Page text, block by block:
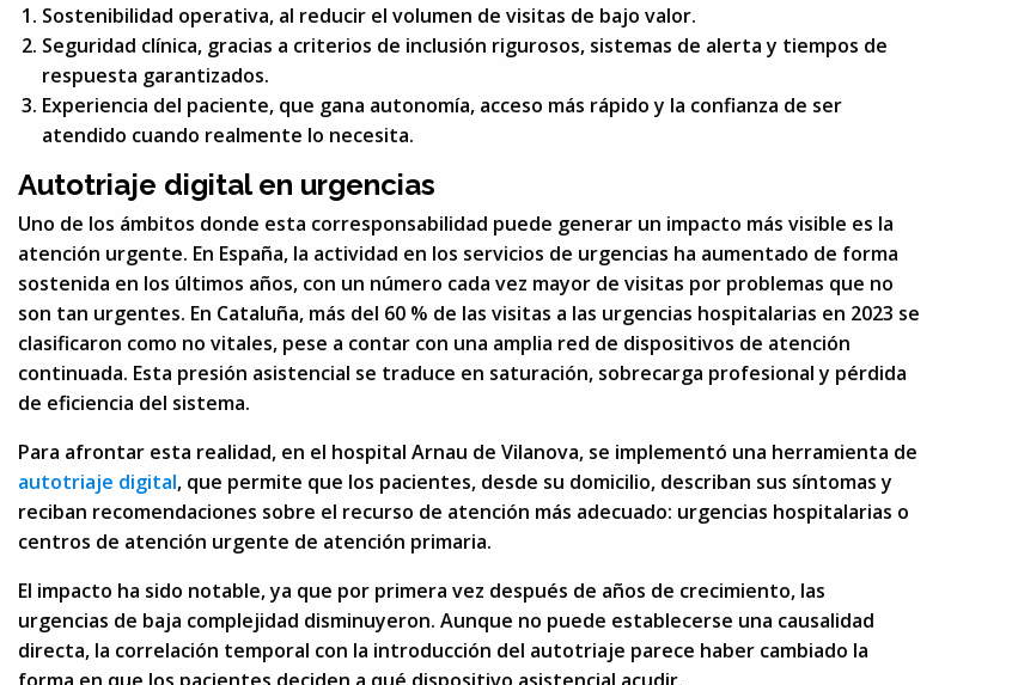
Sostenibilidad operativa, al reducir el volumen de visitas de bajo valor.
Seguridad clínica, gracias a criterios de inclusión rigurosos, sistemas de alerta y tiempos de
respuesta garantizados.
Experiencia del paciente, que gana autonomía, acceso más rápido y la confianza de ser
atendido cuando realmente lo necesita.
Autotriaje digital en urgencias
Uno de los ámbitos donde esta corresponsabilidad puede generar un impacto más visible es la
atención urgente. En España, la actividad en los servicios de urgencias ha aumentado de forma
sostenida en los últimos años, con un número cada vez mayor de visitas por problemas que no
son tan urgentes. En Cataluña, más del 60 % de las visitas a las urgencias hospitalarias en 2023 se
clasificaron como no vitales, pese a contar con una amplia red de dispositivos de atención
continuada. Esta presión asistencial se traduce en saturación, sobrecarga profesional y pérdida
de eficiencia del sistema.
Para afrontar esta realidad, en el hospital Arnau de Vilanova, se implementó una herramienta de
autotriaje digital, que permite que los pacientes, desde su domicilio, describan sus síntomas y
reciban recomendaciones sobre el recurso de atención más adecuado: urgencias hospitalarias o
centros de atención urgente de atención primaria.
El impacto ha sido notable, ya que por primera vez después de años de crecimiento, las
urgencias de baja complejidad disminuyeron. Aunque no puede establecerse una causalidad
directa, la correlación temporal con la introducción del autotriaje parece haber cambiado la